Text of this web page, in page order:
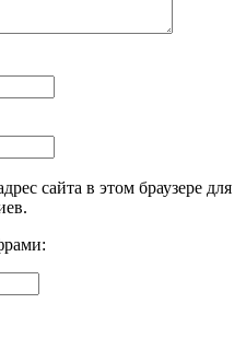
сайта в этом браузере для